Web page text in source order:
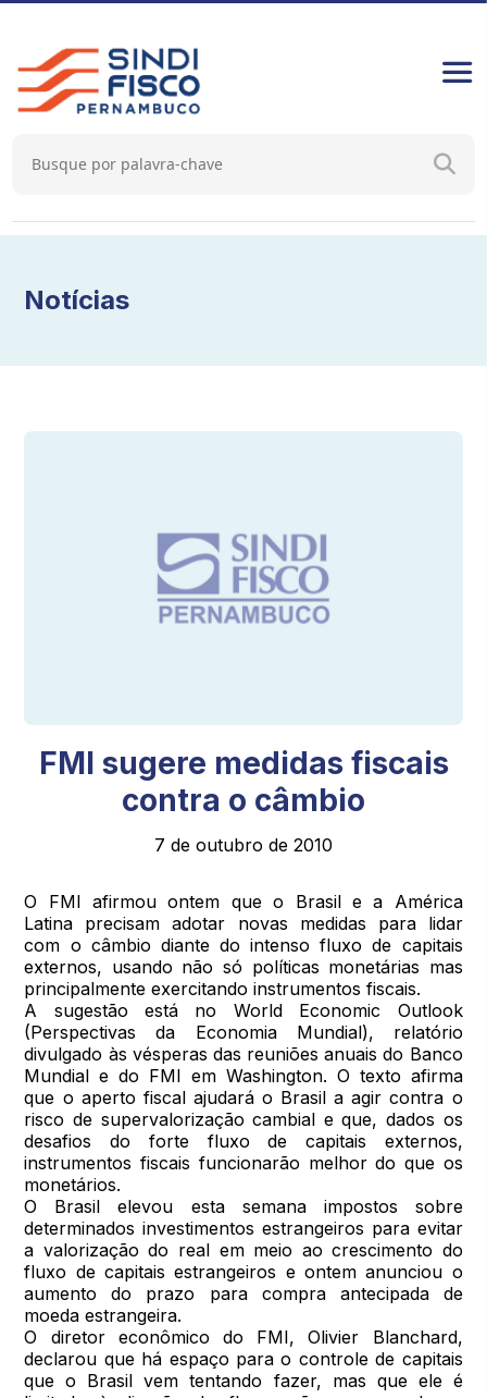
Notícias
FMI sugere medidas fiscais
contra o câmbio
7 de outubro de 2010
O FMI afirmou ontem que o Brasil e a América
Latina precisam adotar novas medidas para lidar
com o câmbio diante do intenso fluxo de capitais
externos, usando não só políticas monetárias mas
principalmente exercitando instrumentos fiscais.
A sugestão está no World Economic Outlook
(Perspectivas da Economia Mundial), relatório
divulgado às vésperas das reuniões anuais do Banco
Mundial e do FMI em Washington. O texto afirma
que o aperto fiscal ajudará o Brasil a agir contra o
risco de supervalorização cambial e que, dados os
desafios do forte fluxo de capitais externos,
instrumentos fiscais funcionarão melhor do que os
monetários.
O Brasil elevou esta semana impostos sobre
determinados investimentos estrangeiros para evitar
a valorização do real em meio ao crescimento do
fluxo de capitais estrangeiros e ontem anunciou o
aumento do prazo para compra antecipada de
moeda estrangeira.
O diretor econômico do FMI, Olivier Blanchard,
declarou que há espaço para o controle de capitais
que o Brasil vem tentando fazer, mas que ele é